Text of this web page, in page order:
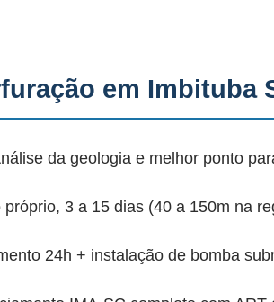
em Imbituba
da geologia e melhor ponto
3 a 15 dias (40 a 150m na
24h + instalação de bomba